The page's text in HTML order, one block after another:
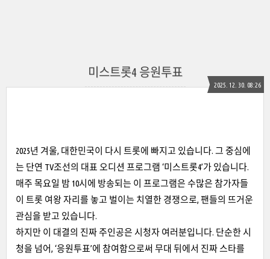
미스트롯4 응원투표
2025. 12. 30. 08:26
2025년 겨울, 대한민국이 다시 트롯에 빠지고 있습니다. 그 중심에
는 단연 TV조선의 대표 오디션 프로그램 ‘미스트롯4’가 있습니다.
매주 목요일 밤 10시에 방송되는 이 프로그램은 수많은 참가자들
이 트롯 여왕 자리를 놓고 벌이는 치열한 경쟁으로, 팬들의 뜨거운
관심을 받고 있습니다.
하지만 이 대결의 진짜 주인공은 시청자 여러분입니다. 단순한 시
청을 넘어, ‘응원투표’에 참여함으로써 무대 뒤에서 진짜 스타를